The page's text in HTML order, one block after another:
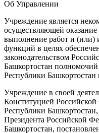
Об Управлении
Учреждение является
осуществляющей оказание
выполнение работ и (или)
функций в целях
законодательством
Башкортостан полномочий
Республики Башкортостан
Учреждение в своей
Конституцией
Республики
Президента Российской
Башкортостан,